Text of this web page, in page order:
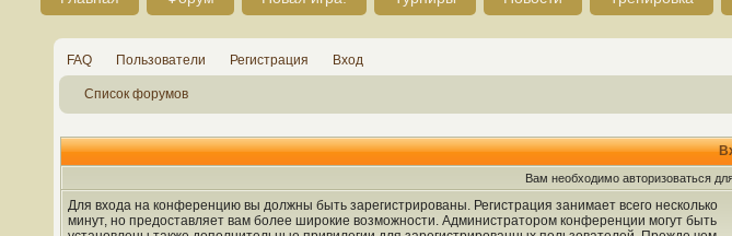
FAQ Пользователи Регистрация Вход
Список форумов
Вам необходимо авторизоваться
Для входа на конференцию вы должны быть зарегистрированы. Регистрация занимает всего несколько
минут, но предоставляет вам более широкие возможности. Администратором конференции могут быть